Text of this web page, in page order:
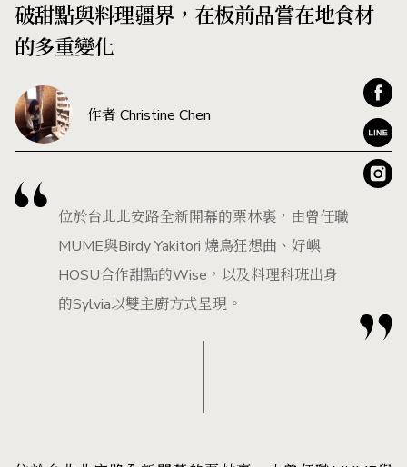
破甜點與料理疆界，在板前品嘗在地食材
的多重變化
作者 Christine Chen
位於台北北安路全新開幕的栗林裏，由曾任職
MUME與Birdy Yakitori 燒鳥狂想曲、好嶼
HOSU合作甜點的Wise，以及料理科班出身
的Sylvia以雙主廚方式呈現。